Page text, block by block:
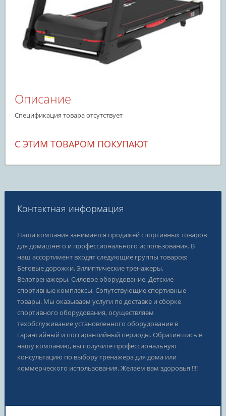
Описание
Спецификация товара отсутствует
С ЭТИМ ТОВАРОМ ПОКУПАЮТ
Контактная информация
Наша компания занимается продажей спортивных товаров
для домашнего и профессионального использования. В
наш ассортимент входят следующие группы товаров:
Беговые дорожки, Эллиптические тренажеры,
Велотренажеры, Силовое оборудование, Детские
спортивные комплексы, Сопутствующие спортивные
товары. Мы оказываем услуги по доставке и сборке
спортивного оборудования, осуществляем
техобслуживание установленного оборудование в
гарантийный и посгарантийный периоды. Обратившись в
нашу компанию, вы получите профессиональную
консультацию по выбору тренажера для дома или
коммерческого использования. Желаем вам здоровья !!!!